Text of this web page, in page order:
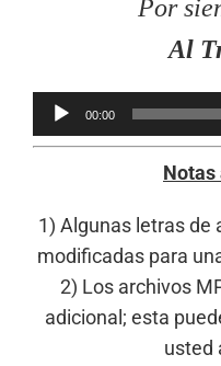
Por
Al
Reproductor
de
00:00
Notas
1) Algunas letras de
modificadas para
2) Los archivos
adicional; esta
usted